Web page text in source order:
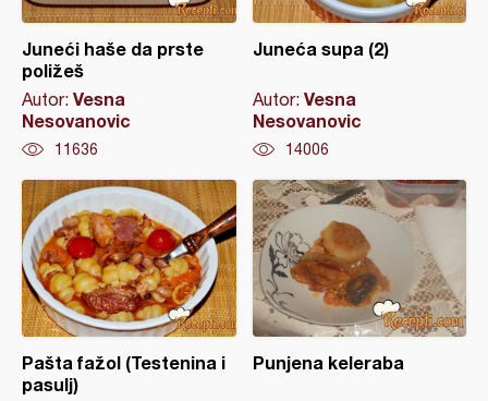
Juneći haše da prste
poližeš
Autor: Vesna
Nesovanovic
11636
Juneća supa (2)
Autor: Vesna
Nesovanovic
14006
Pašta fažol (Testenina i
pasulj)
Punjena keleraba